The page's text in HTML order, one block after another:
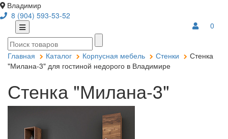
Владимир
8 (904) 593-53-52
0
Главная Каталог Корпусная мебель Стенки
Стенка
"Милана-3" для гостиной недорого в Владимире
Стенка "Милана-3"